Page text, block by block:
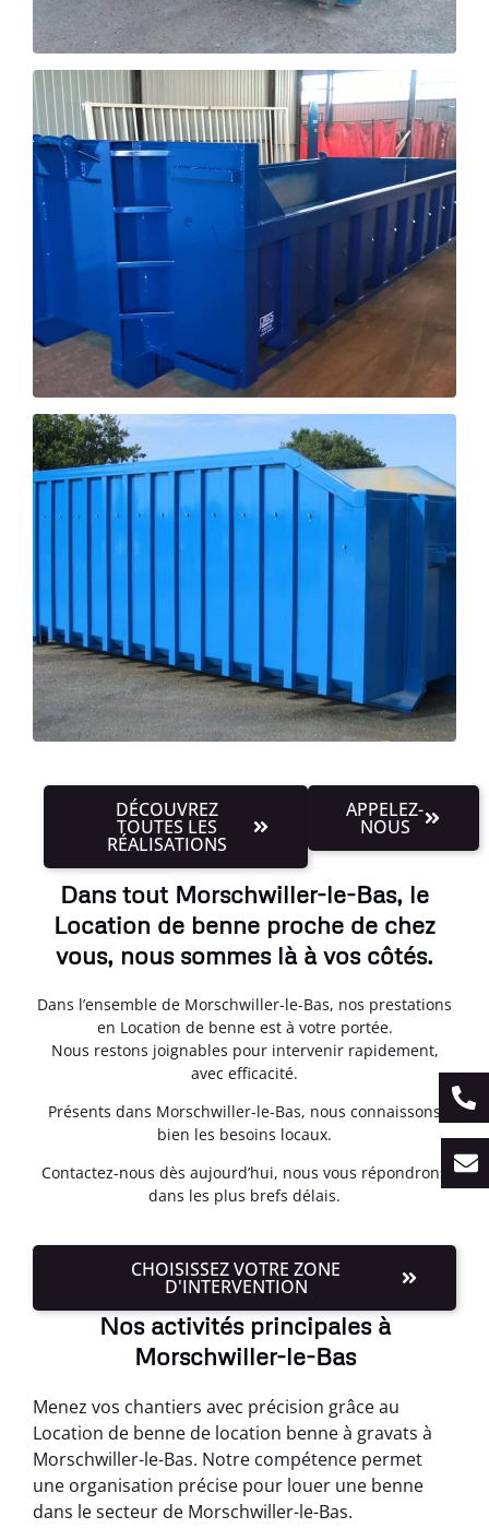
DÉCOUVREZ
TOUTES LES
RÉALISATIONS
APPELEZ-
NOUS
Dans tout Morschwiller-le-Bas, le
Location de benne proche de chez
vous, nous sommes là à vos côtés.
Dans l’ensemble de Morschwiller-le-Bas, nos prestations
en Location de benne est à votre portée.
Nous restons joignables pour intervenir rapidement,
avec efficacité.
Présents dans Morschwiller-le-Bas, nous connaissons
bien les besoins locaux.
Contactez-nous dès aujourd’hui, nous vous répondrons
dans les plus brefs délais.
CHOISISSEZ VOTRE ZONE
D'INTERVENTION
Nos activités principales à
Morschwiller-le-Bas
Menez vos chantiers avec précision grâce au
Location de benne de location benne à gravats à
Morschwiller-le-Bas. Notre compétence permet
une organisation précise pour louer une benne
dans le secteur de Morschwiller-le-Bas.